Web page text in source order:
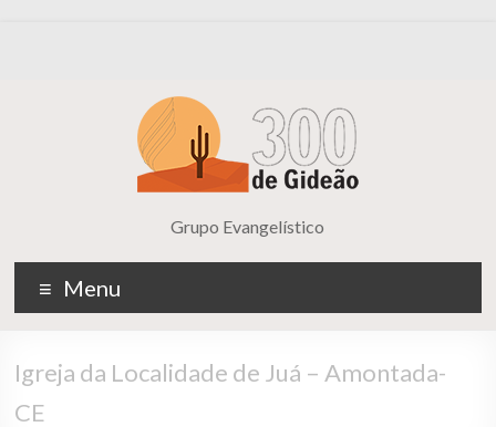
Grupo Evangelístico
Menu
Igreja da Localidade de Juá – Amontada-
CE